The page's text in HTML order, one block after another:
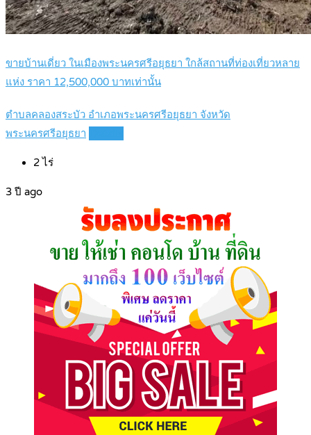
ขายบ้านเดี่ยว ในเมืองพระนครศรีอยุธยา ใกล้สถานที่ท่องเที่ยวหลาย
แห่ง ราคา 12,500,000 บาทเท่านั้น
ตำบลคลองสระบัว อำเภอพระนครศรีอยุธยา จังหวัด
พระนครศรีอยุธยา
2ไร่
3 ปี ago